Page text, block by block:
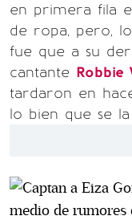
en primera fila
de ropa, pero,
fue que a su
cantante Robbie
tardaron en
lo bien que se la